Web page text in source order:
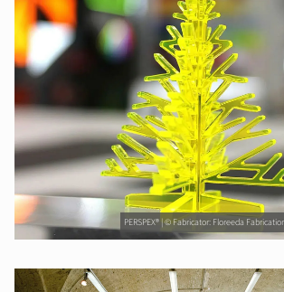
PERSPEX® | © Fabricator: Floreeda